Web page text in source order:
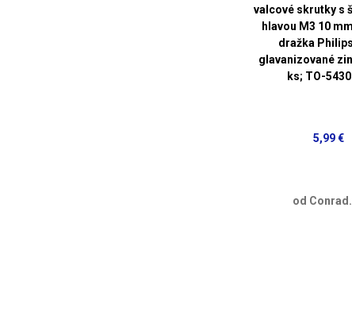
valcové skrutky s
hlavou M3 10
dražka
glavanizované
ks; TO-
5,99 €
od